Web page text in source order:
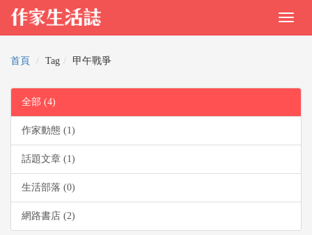
首頁 Tag 甲午戰爭
全部 (4)
作家動態 (1)
話題文章 (1)
生活部落 (0)
網路書店 (2)